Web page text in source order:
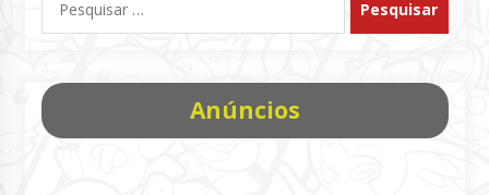
por:
Anúncios